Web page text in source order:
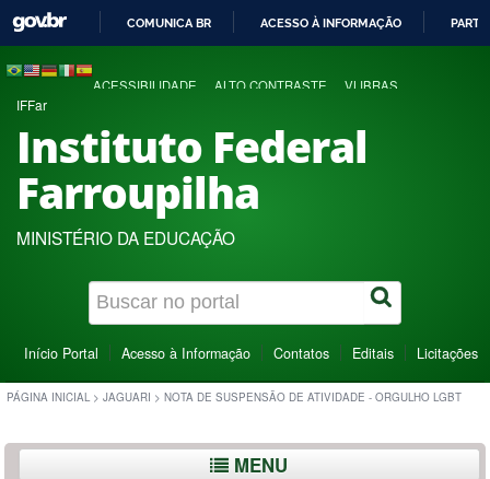
COMUNICA BR ACESSO À INFORMAÇÃO
ACESSIBILIDADE ALTO CONTRASTE VLIBRAS
IFFar
Instituto Federal
Farroupilha
MINISTÉRIO DA EDUCAÇÃO
Início Portal Acesso à Informação Contatos Editais Licitações
PÁGINA INICIAL > JAGUARI > NOTA DE SUSPENSÃO DE ATIVIDADE - ORGULHO LGBT
MENU